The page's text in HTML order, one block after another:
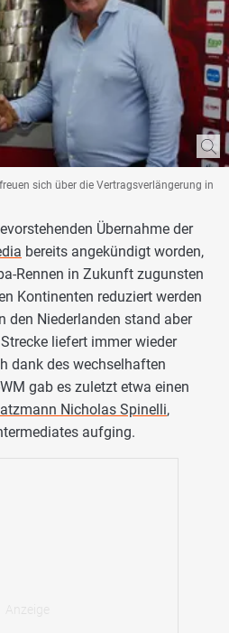
sich über die Vertragsverlängerung in
Übernahme der
bereits angekündigt worden,
Rennen in Zukunft zugunsten
Kontinenten reduziert werden
den Niederlanden stand aber
liefert immer wieder
dank des wechselhaften
gab es zuletzt etwa einen
Nicholas Spinelli,
aufging.